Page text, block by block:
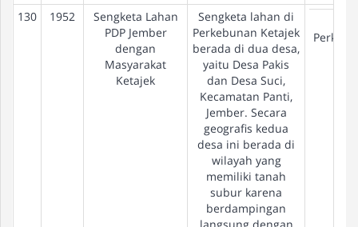
130
1952
Sengketa Lahan
PDP Jember
dengan
Masyarakat
Ketajek
Sengketa lahan di
Perkebunan Ketajek
berada di dua desa,
yaitu Desa Pakis
dan Desa Suci,
Kecamatan Panti,
Jember. Secara
geografis kedua
desa ini berada di
wilayah yang
memiliki tanah
subur karena
berdampingan